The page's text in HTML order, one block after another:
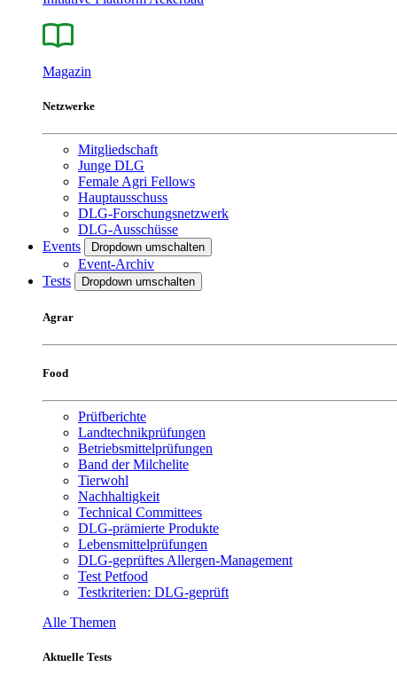
Magazin
Netzwerke
Mitgliedschaft
Junge DLG
Female Agri Fellows
Hauptausschuss
DLG-Forschungsnetzwerk
DLG-Ausschüsse
Events
Dropdown umschalten
Event-Archiv
Tests
Dropdown umschalten
Agrar
Food
Prüfberichte
Landtechnikprüfungen
Betriebsmittelprüfungen
Band der Milchelite
Tierwohl
Nachhaltigkeit
Technical Committees
DLG-prämierte Produkte
Lebensmittelprüfungen
DLG-geprüftes Allergen-Management
Test Petfood
Testkriterien: DLG-geprüft
Alle Themen
Aktuelle Tests